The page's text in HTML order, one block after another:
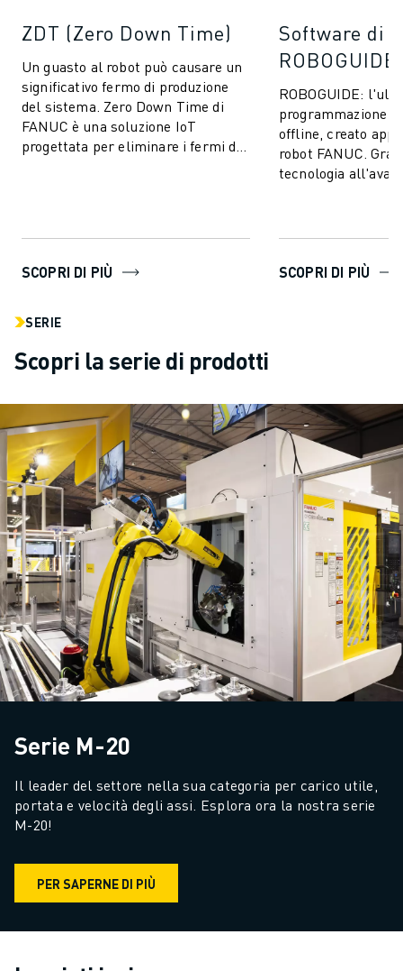
ZDT (Zero Down Time)
Un guasto al robot può causare un
significativo fermo di produzione
del sistema. Zero Down Time di
FANUC è una soluzione IoT
progettata per eliminare i fermi di
SCOPRI DI PIÙ
Software di
ROBOGUIDE
ROBOGUIDE:
programmazione
offline, creato
robot FANUC.
tecnologia
SCOPRI DI PIÙ
SERIE
Scopri la serie di prodotti
Serie M-20
Il leader del settore nella sua categoria per carico utile,
portata e velocità degli assi. Esplora ora la nostra serie
M-20!
PER SAPERNE DI PIÙ